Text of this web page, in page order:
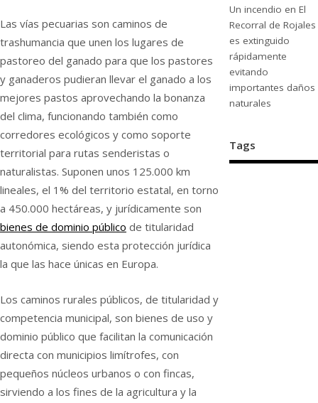
Las vías pecuarias son caminos de
trashumancia que unen los lugares de
pastoreo del ganado para que los pastores
y ganaderos pudieran llevar el ganado a los
mejores pastos aprovechando la bonanza
del clima, funcionando también como
corredores ecológicos y como soporte
territorial para rutas senderistas o
naturalistas. Suponen unos 125.000 km
lineales, el 1% del territorio estatal, en torno
a 450.000 hectáreas, y jurídicamente son
bienes de dominio público de titularidad
autonómica, siendo esta protección jurídica
la que las hace únicas en Europa.
Los caminos rurales públicos, de titularidad y
competencia municipal, son bienes de uso y
dominio público que facilitan la comunicación
directa con municipios limítrofes, con
pequeños núcleos urbanos o con fincas,
sirviendo a los fines de la agricultura y la
Un incendio en El
Recorral de Rojales
es extinguido
rápidamente
evitando
importantes daños
naturales
Tags